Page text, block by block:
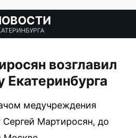
возглавил
медучреждения
Сергей Мартиросян, до